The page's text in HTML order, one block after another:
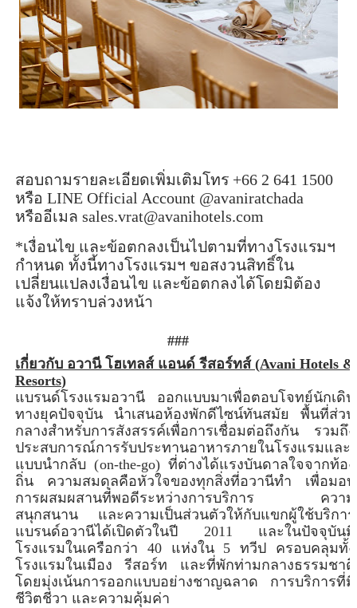
สอบถามรายละเอียดเพิ่มเติมโทร +66 2 641 1500
หรือ LINE Official Account @avaniratchada
หรืออีเมล sales.vrat@avanihotels.com
*เงื่อนไข และข้อตกลงเป็นไปตามที่ทางโรงแรมฯ
กำหนด ทั้งนี้ทางโรงแรมฯ ขอสงวนสิทธิ์ใน
เปลี่ยนแปลงเงื่อนไข และข้อตกลงได้โดยมิต้อง
แจ้งให้ทราบล่วงหน้า
###
เกี่ยวกับ อวานี โฮเทลส์ แอนด์ รีสอร์ทส์ (AvaniHotels &
Resorts)
แบรนด์โรงแรมอวานี ออกแบบมาเพื่อตอบโจทย์นักเดิน
ทางยุคปัจจุบัน นำเสนอห้องพักดีไซน์ทันสมัย พื้นที่ส่วน
กลางสำหรับการสังสรรค์เพื่อการเชื่อมต่อถึงกัน รวมถึง
ประสบการณ์การรับประทานอาหารภายในโรงแรมและ
แบบนำกลับ (on-the-go) ที่ต่างได้แรงบันดาลใจจากท้อง
ถิ่น ความสมดุลคือหัวใจของทุกสิ่งที่อวานีทำ เพื่อมอบ
การผสมผสานที่พอดีระหว่างการบริการ ความ
สนุกสนาน และความเป็นส่วนตัวให้กับแขกผู้ใช้บริการ
แบรนด์อวานีได้เปิดตัวในปี 2011 และในปัจจุบันมี
โรงแรมในเครือกว่า 40 แห่งใน 5ทวีป ครอบคลุมทั้ง
โรงแรมในเมือง รีสอร์ท และที่พักท่ามกลางธรรมชาติ
โดยมุ่งเน้นการออกแบบอย่างชาญฉลาด การบริการที่มี
ชีวิตชีวา และความคุ้มค่า